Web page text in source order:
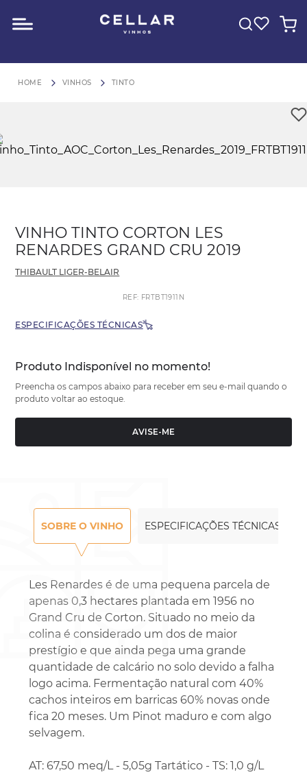
VINHOS TINTO
VINHO TINTO CORTON LES
RENARDES GRAND CRU 2019
THIBAULT LIGER-BELAIR
REF: FRTBT1911N
ESPECIFICAÇÕES TÉCNICAS
Produto Indisponível no momento!
Preencha os campos abaixo para receber em seu e-mail quando o
produto voltar ao estoque.
AVISE-ME
SOBRE O VINHO ESPECIFICAÇÕES TÉCNICAS
Les Renardes é de uma pequena parcela de
apenas 0,3 hectares plantada em 1956 no
Grand Cru de Corton. Situado no meio da
colina é considerado um dos de maior
prestígio e que ainda pega uma grande
quantidade de calcário no solo devido a falha
logo acima. Fermentação natural com 40%
cachos inteiros em barricas 60% novas onde
fica 20 meses. Um Pinot maduro e com algo
selvagem.
AT: 67,50 meq/L - 5,05g Tartático - TS: 1,0 g/L